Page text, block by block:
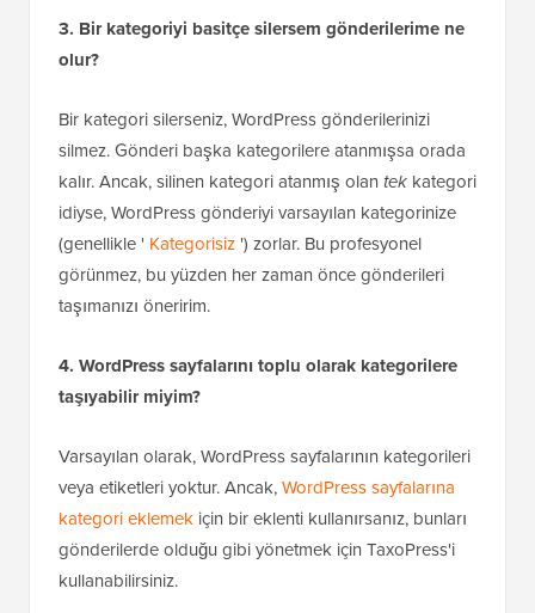
3. Bir kategoriyi basitçe silersem gönderilerime ne
olur?
Bir kategori silerseniz, WordPress gönderilerinizi
silmez. Gönderi başka kategorilere atanmışsa orada
kalır. Ancak, silinen kategori atanmış olan tek kategori
idiyse, WordPress gönderiyi varsayılan kategorinize
(genellikle ' Kategorisiz ') zorlar. Bu profesyonel
görünmez, bu yüzden her zaman önce gönderileri
taşımanızı öneririm.
4. WordPress sayfalarını toplu olarak kategorilere
taşıyabilir miyim?
Varsayılan olarak, WordPress sayfalarının kategorileri
veya etiketleri yoktur. Ancak,WordPress sayfalarına
kategori eklemek için bir eklenti kullanırsanız, bunları
gönderilerde olduğu gibi yönetmek için TaxoPress'i
kullanabilirsiniz.